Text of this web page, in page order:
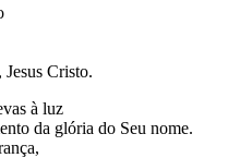
Cristo.
à luz
da glória do Seu nome.